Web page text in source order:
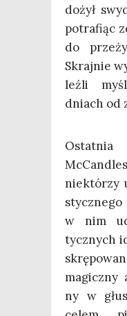
dożył
potra­fiąc
do
Skraj­nie
leź­li
dniach od
nie­któ­rzy
w nim
tycz­nych
magicz­ny
ny w